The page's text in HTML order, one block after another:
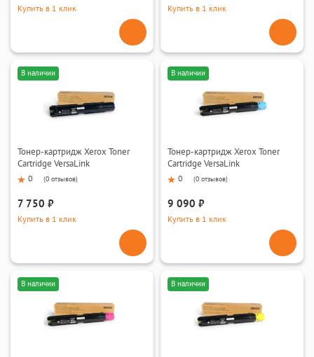
Купить в 1 клик Купить в 1 клик
В наличии
Тонер-картридж Xerox Toner
Cartridge VersaLink
C7120/7125/7130 (black)
0 (0 отзывов)
7 750 ₽
Купить в 1 клик
В наличии
Тонер-картридж Xerox Toner
Cartridge VersaLink
C7120/7125/7130 (cyan)
0 (0 отзывов)
9 090 ₽
Купить в 1 клик
В наличии В наличии